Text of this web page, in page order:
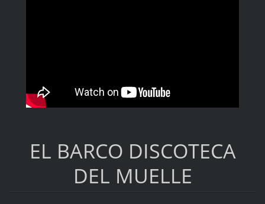
EL BARCO DISCOTECA
DEL MUELLE